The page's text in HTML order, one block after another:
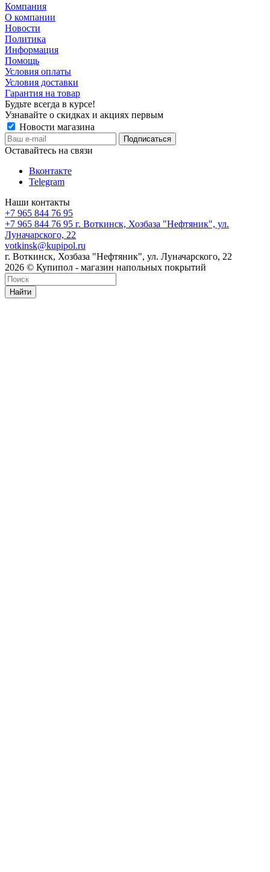
Компания
О компании
Новости
Политика
Информация
Помощь
Условия оплаты
Условия доставки
Гарантия на товар
Будьте всегда в курсе!
Узнавайте о скидках и акциях первым
Новости магазина
Оставайтесь на связи
Вконтакте
Telegram
Наши контакты
+7 965 844 76 95
+7 965 844 76 95 г. Воткинск, Хозбаза "Нефтяник", ул.
Луначарского, 22
votkinsk@kupipol.ru
г. Воткинск, Хозбаза "Нефтяник", ул. Луначарского, 22
2026 © Купипол - магазин напольных покрытий
Найти